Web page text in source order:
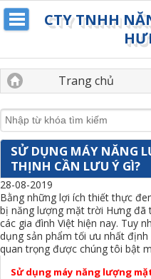
CTY TNHH
Trang chủ
SỬ DỤNG MÁY NĂNG
THỊNH CẦN LƯU Ý GÌ?
28-08-2019
Bằng những lợi ích thiết thực
bị năng lượng mặt trời Hưng đã
các gia đình Việt hiện nay. Tuy
dụng sản phẩm tối ưu nhất
quan trọng được chúng tôi bật
Sử dụng máy năng lượng